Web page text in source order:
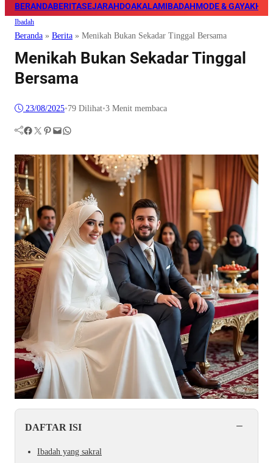
BERANDABERITASEJARAHDOAKALAMIBADAHMODE & GAYA
Ibadah
Beranda » Berita » Menikah Bukan Sekadar Tinggal Bersama
Menikah Bukan Sekadar Tinggal
Bersama
23/08/2025•79 Dilihat•3 Menit membaca
Facebook Twitter Pinterest Mail WhatsApp
DAFTAR ISI −
Ibadah yang sakral